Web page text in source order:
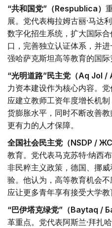
“共和国党”（Respublica）
展。党代表梅拉姆古丽·马达
数字化招生系统，扩大国际
口，完善独立认证体系，并
强哈萨克斯坦高等教育的国际
“光明道路”民主党（Aq Jol /
力资本建设作为核心内容。党
应建立教师工资年度增长机
货膨胀水平，同时不断改善
更有力的人才保障。
全国社会民主党（NSDP /
教育。党代表马克苏特·纳西
非民粹主义政策，德国、挪
验。他认为，高等教育机会
应让更多青年享有接受大学教
“巴伊塔克绿党”（Baytaq /
革重点。党代表阿斯兰·拜扎